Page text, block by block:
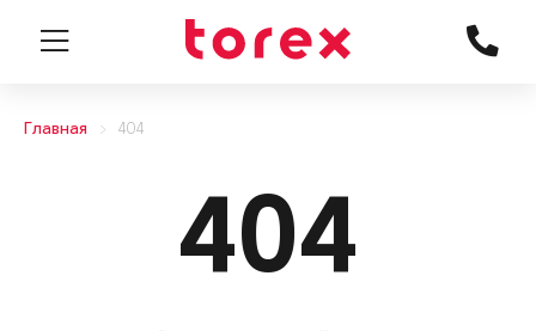
Главная 404
404